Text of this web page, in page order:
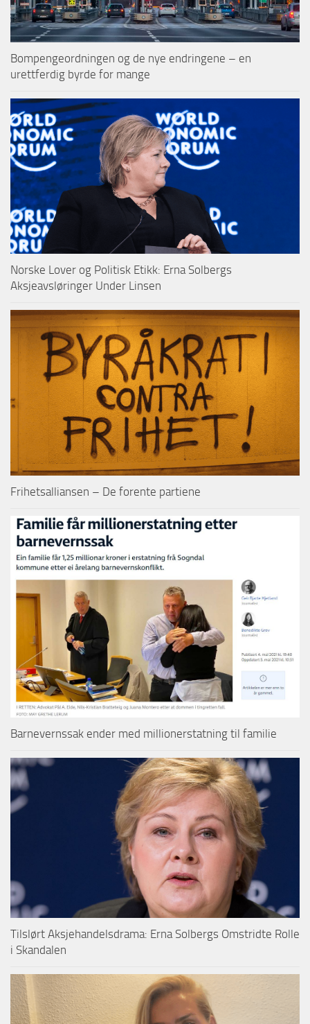
Bompengeordningen og de nye endringene – en
urettferdig byrde for mange
Norske Lover og Politisk Etikk: Erna Solbergs
Aksjeavsløringer Under Linsen
Frihetsalliansen – De forente partiene
Barnevernssak ender med millionerstatning til familie
Tilslørt Aksjehandelsdrama: Erna Solbergs Omstridte Rolle
i Skandalen